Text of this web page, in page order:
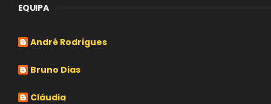
EQUIPA
André Rodrigues
Bruno Dias
Cláudia